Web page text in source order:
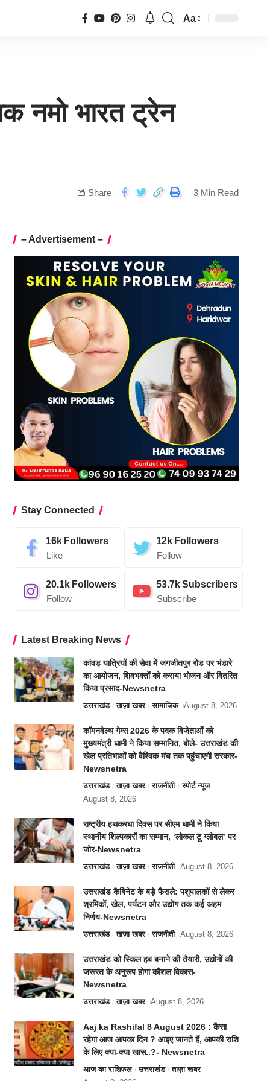
Aa
नमो भारत ट्रेन
Share 3 Min Read
– Advertisement –
Stay Connected
16k Followers
Like
12k Followers
Follow
20.1k Followers
Follow
53.7kSubscribers
Subscribe
Latest Breaking News
कांवड़ यात्रियों की सेवा में जगजीतपुर रोड पर भंडारे
का आयोजन, शिवभक्तों को कराया भोजन और वितरित
किया प्रसाद-Newsnetra
उत्तराखंड ताज़ा खबर सामाजिक August 8, 2026
कॉमनवेल्थ गेम्स 2026 के पदक विजेताओं को
मुख्यमंत्री धामी ने किया सम्मानित, बोले- उत्तराखंड की
खेल प्रतिभाओं को वैश्विक मंच तक पहुंचाएगी सरकार-
Newsnetra
उत्तराखंड ताज़ा खबर राजनीती
स्पोर्ट न्यूज
August 8, 2026
राष्ट्रीय हथकरघा दिवस पर सीएम धामी ने किया
स्थानीय शिल्पकारों का सम्मान, ‘लोकल टू ग्लोबल’ पर
जोर-Newsnetra
उत्तराखंड ताज़ा खबर राजनीती August 8, 2026
उत्तराखंड कैबिनेट के बड़े फैसले: पशुपालकों से लेकर
श्रमिकों, खेल, पर्यटन और उद्योग तक कई अहम
निर्णय-Newsnetra
उत्तराखंड ताज़ा खबर राजनीती August 8, 2026
उत्तराखंड को स्किल हब बनाने की तैयारी, उद्योगों की
जरूरत के अनुरूप होगा कौशल विकास-
Newsnetra
उत्तराखंड ताज़ा खबर August 8, 2026
Aaj ka Rashifal 8 August 2026 : कैसा
रहेगा आज आपका दिन ? आइए जानते हैं, आपकी राशि
के लिए क्या-क्या खास..?- Newsnetra
आज का राशिफल उत्तराखंड
ताज़ा खबर